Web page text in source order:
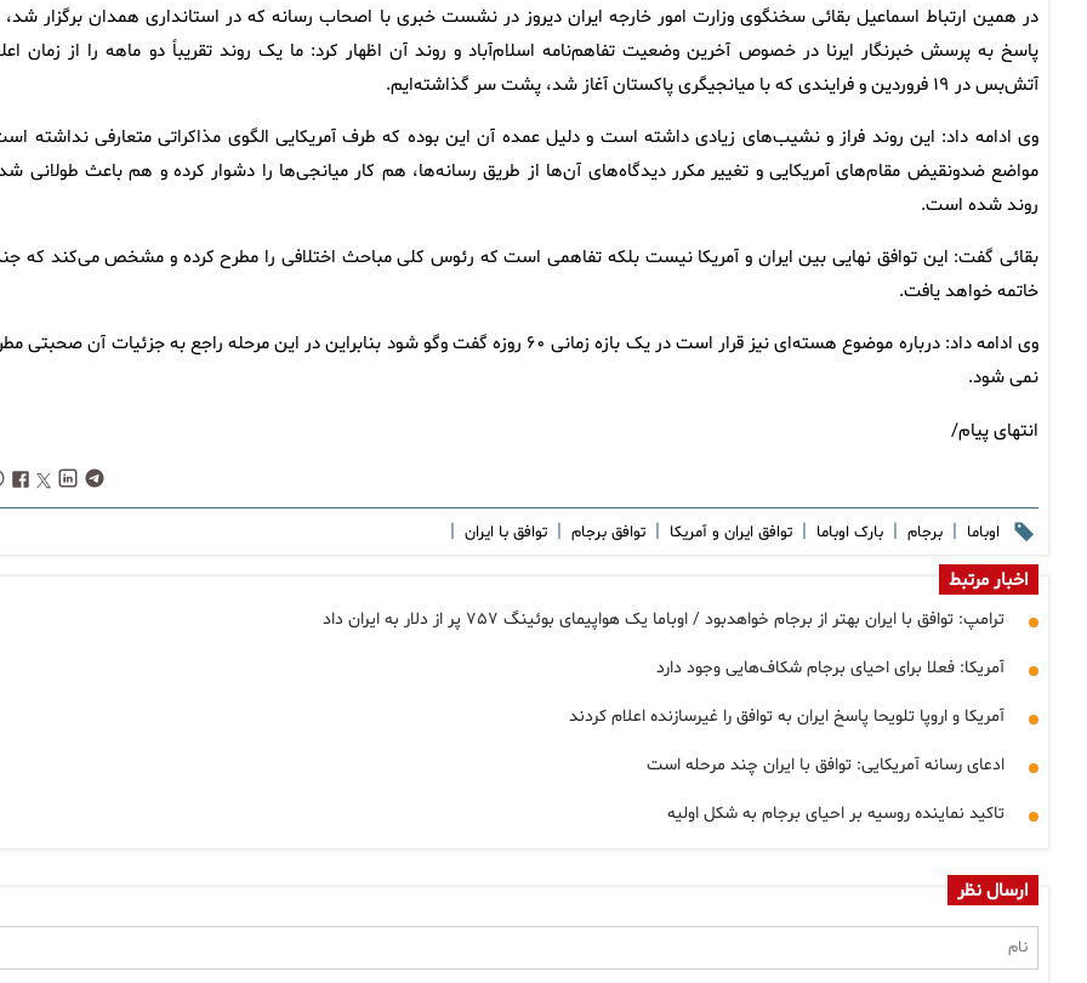
در همین ارتباط اسماعیل بقائی سخنگوی وزارت امور خارجه ایران دیروز در نشست خبری با اصحاب رسانه که در استانداری همدان برگزار شد،
پاسخ به پرسش خبرنگار ایرنا در خصوص آخرین وضعیت تفاهم‌نامه اسلام‌آباد و روند آن اظهار کرد: ما یک روند تقریباً دو ماهه را از زمان
آتش‌بس در ۱۹ فروردین و فرایندی که با میانجیگری پاکستان آغاز شد، پشت سر گذاشته‌ایم.
وی ادامه داد: این روند فراز و نشیب‌های زیادی داشته است و دلیل عمده آن این بوده که طرف آمریکایی الگوی مذاکراتی متعارفی نداشته
مواضع ضدونقیض مقام‌های آمریکایی و تغییر مکرر دیدگاه‌های آن‌ها از طریق رسانه‌ها، هم کار میانجی‌ها را دشوار کرده و هم باعث طولانی
روند شده است.
بقائی گفت: این توافق نهایی بین ایران و آمریکا نیست بلکه تفاهمی است که رئوس کلی مباحث اختلافی را مطرح کرده و مشخص می‌کند که
خاتمه خواهد یافت.
وی ادامه داد: درباره موضوع هسته‌ای نیز قرار است در یک بازه زمانی ۶۰ روزه گفت وگو شود بنابراین در این مرحله راجع به جزئیات آن صحبتی
نمی شود.
انتهای پیام/
اوباما | برجام | بارک اوباما | توافق ایران و آمریکا | توافق برجام | توافق با ایران |
اخبار مرتبط
ترامپ: توافق با ایران بهتر از برجام خواهدبود / اوباما یک هواپیمای بوئینگ ۷۵۷ پر از دلار به ایران داد
آمریکا: فعلا برای احیای برجام شکاف‌هایی وجود دارد
آمریکا و اروپا تلویحا پاسخ ایران به توافق را غیرسازنده اعلام کردند
ادعای رسانه آمریکایی: توافق با ایران چند مرحله است
تاکید نماینده روسیه بر احیای برجام به شکل اولیه
ارسال نظر